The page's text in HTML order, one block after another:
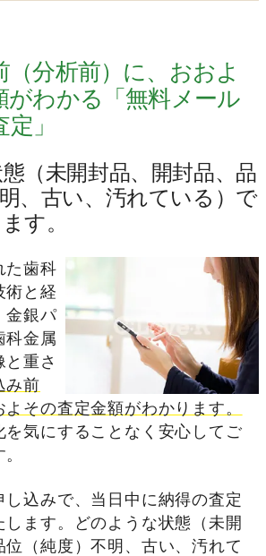
（分析前）に、おおよ
がわかる「無料メール
」
（未開封品、開封品、品
、古い、汚れている）で
す。
た歯科
術と経
金銀パ
科金属
重さ
み前
よその査定金額がわかります。
を気にすることなく安心してご
込みで、当日中に納得の査定
ます。どのような状態（未開
（純度）不明、古い、汚れて